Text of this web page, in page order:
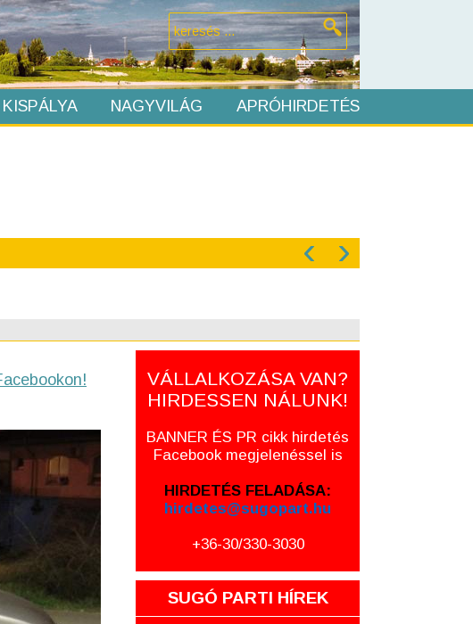
KISPÁLYA NAGYVILÁG APRÓHIRDETÉS
‹ ›
VÁLLALKOZÁSA VAN?
HIRDESSEN NÁLUNK!
BANNER ÉS PR cikk hirdetés
Facebook megjelenéssel is
HIRDETÉS FELADÁSA:
hirdetes@sugopart.hu
+36-30/330-3030
SUGÓ PARTI HÍREK